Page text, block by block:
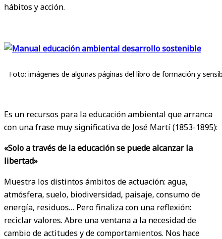
hábitos y acción.
Foto: imágenes de algunas páginas del libro de formación y
Es un recursos para la educación ambiental que arranca
con una frase muy significativa de José Martí (1853-1895):
«Solo a través de la educación se puede alcanzar la
libertad»
Muestra los distintos ámbitos de actuación: agua,
atmósfera, suelo, biodiversidad, paisaje, consumo de
energía, residuos… Pero finaliza con una reflexión:
reciclar valores. Abre una ventana a la necesidad de
cambio de actitudes y de comportamientos. Nos hace